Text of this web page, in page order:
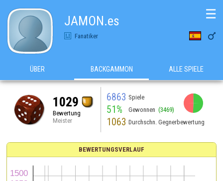
JAMON.es
Fanatiker 
☰
ÜBER BACKGAMMON ALLE SPIELE
1029
Bewertung
Meister
6863 Spiele
51% Gewonnen (3469)
1063 Durchschn. Gegnerbewertung
BEWERTUNGSVERLAUF